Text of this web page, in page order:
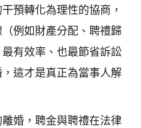
預轉化為理性的協商，
例如財產分配、聘禮歸
有效率、也最節省訴訟
這才是真正為當事人解
婚，聘金與聘禮在法律